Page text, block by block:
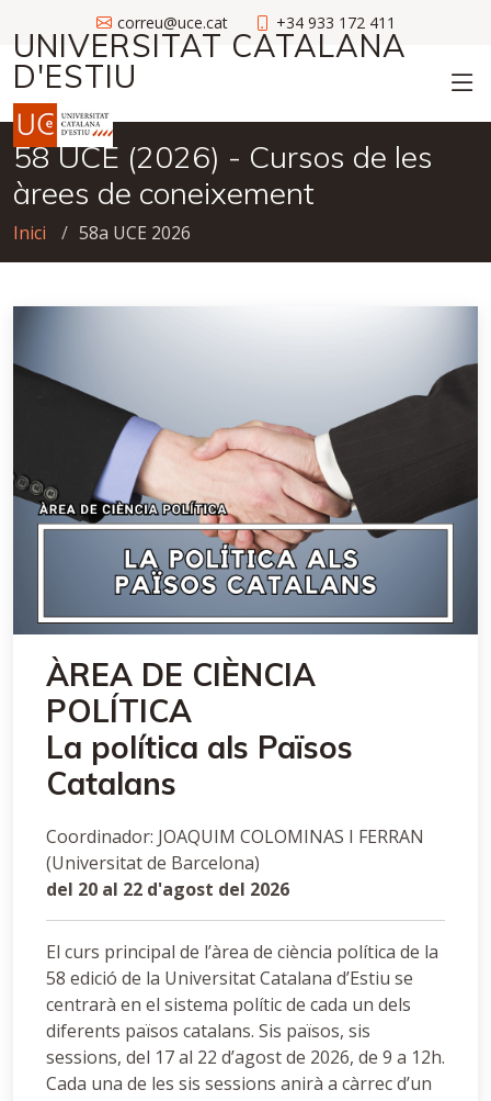
correu@uce.cat +34 933 172 411
UNIVERSITAT CATALANA
D'ESTIU
58 UCE (2026) - Cursos de les
àrees de coneixement
Inici 58a UCE 2026
ÀREA DE CIÈNCIA
POLÍTICA
La política als Països
Catalans
Coordinador: JOAQUIM COLOMINAS I FERRAN
(Universitat de Barcelona)
del 20 al 22 d'agost del 2026
El curs principal de l’àrea de ciència política de la
58 edició de la Universitat Catalana d’Estiu se
centrarà en el sistema polític de cada un dels
diferents països catalans. Sis països, sis
sessions, del 17 al 22 d’agost de 2026, de 9 a 12h.
Cada una de les sis sessions anirà a càrrec d’un